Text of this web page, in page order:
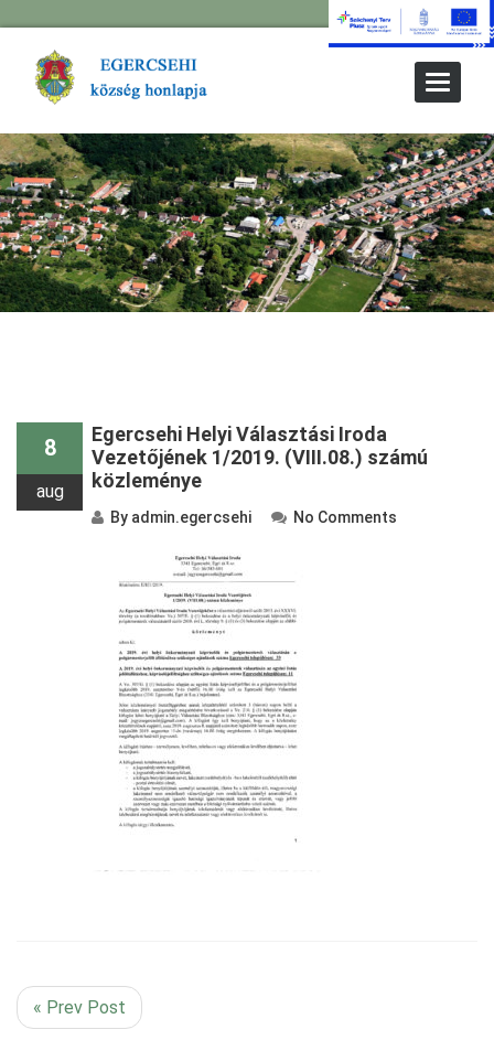
Toggle
8
aug
Egercsehi Helyi Választási Iroda
Vezetőjének 1/2019. (VIII.08.) számú
közleménye
By admin.egercsehi No Comments
« Prev Post